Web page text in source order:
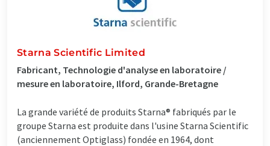
Starna Scientific Limited
Fabricant, Technologie d'analyse en laboratoire /
mesure en laboratoire, Ilford, Grande-Bretagne
La grande variété de produits Starna® fabriqués par le
groupe Starna est produite dans l'usine Starna Scientific
(anciennement Optiglass) fondée en 1964, dont